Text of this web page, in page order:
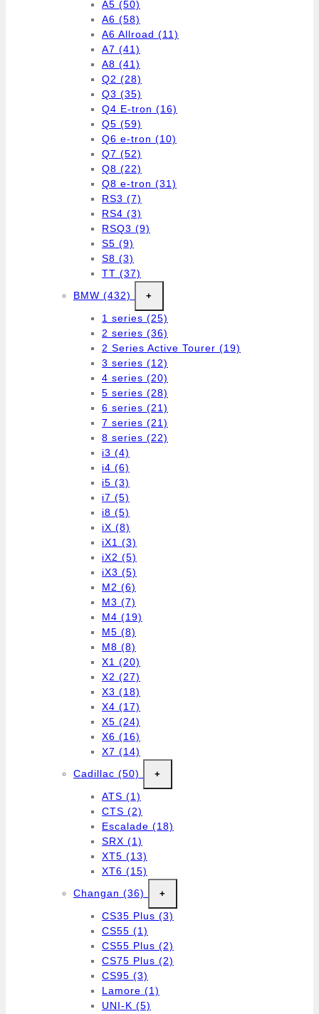
A5 (50)
A6 (58)
A6 Allroad (11)
A7 (41)
A8 (41)
Q2 (28)
Q3 (35)
Q4 E-tron (16)
Q5 (59)
Q6 e-tron (10)
Q7 (52)
Q8 (22)
Q8 e-tron (31)
RS3 (7)
RS4 (3)
RSQ3 (9)
S5 (9)
S8 (3)
TT (37)
BMW (432) +
1 series (25)
2 series (36)
2 Series Active Tourer (19)
3 series (12)
4 series (20)
5 series (28)
6 series (21)
7 series (21)
8 series (22)
i3 (4)
i4 (6)
i5 (3)
i7 (5)
i8 (5)
iX (8)
iX1 (3)
iX2 (5)
iX3 (5)
M2 (6)
M3 (7)
M4 (19)
M5 (8)
M8 (8)
X1 (20)
X2 (27)
X3 (18)
X4 (17)
X5 (24)
X6 (16)
X7 (14)
Cadillac (50) +
ATS (1)
CTS (2)
Escalade (18)
SRX (1)
XT5 (13)
XT6 (15)
Changan (36) +
CS35 Plus (3)
CS55 (1)
CS55 Plus (2)
CS75 Plus (2)
CS95 (3)
Lamore (1)
UNI-K (5)